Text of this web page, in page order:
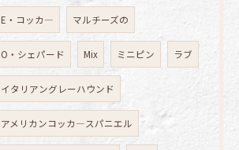
E・コッカ― マルチーズの
O・シェパード Mix ミニピン ラブ
イタリアングレーハウンド
アメリカンコッカ―スパニエル